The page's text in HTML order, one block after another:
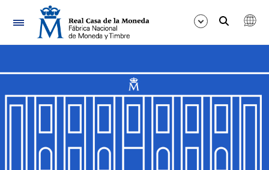
Navegación
Mostrar/Ocultar
Mostrar/Ocultar